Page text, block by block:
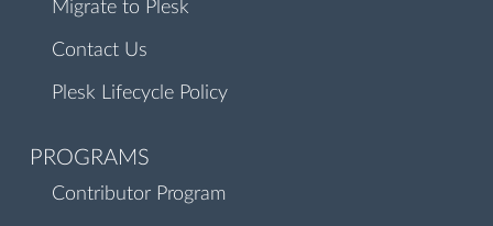
Migrate to Plesk
Contact Us
Plesk Lifecycle Policy
PROGRAMS
Contributor Program